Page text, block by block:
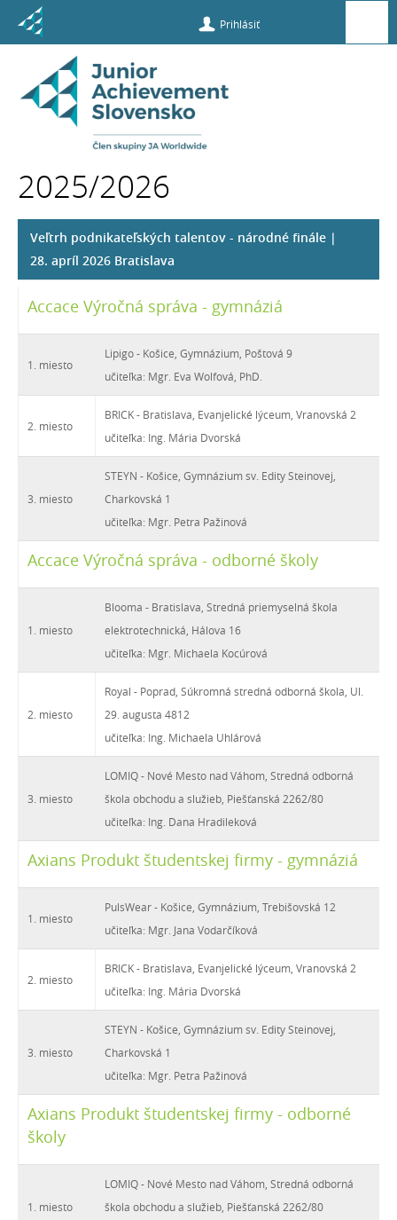
Prihlásiť
2025/2026
Veľtrh podnikateľských talentov - národné finále |
28. apríl 2026 Bratislava
Accace Výročná správa - gymnáziá
1. miesto
Lipigo - Košice, Gymnázium, Poštová 9
učiteľka: Mgr. Eva Wolfová, PhD.
2. miesto
BRICK - Bratislava, Evanjelické lýceum, Vranovská 2
učiteľka: Ing. Mária Dvorská
3. miesto
STEYN - Košice, Gymnázium sv. Edity Steinovej,
Charkovská 1
učiteľka: Mgr. Petra Pažinová
Accace Výročná správa - odborné školy
1. miesto
Blooma - Bratislava, Stredná priemyselná škola
elektrotechnická, Hálova 16
učiteľka: Mgr. Michaela Kocúrová
2. miesto
Royal - Poprad, Súkromná stredná odborná škola, Ul.
29. augusta 4812
učiteľka: Ing. Michaela Uhlárová
3. miesto
LOMIQ - Nové Mesto nad Váhom, Stredná odborná
škola obchodu a služieb, Piešťanská 2262/80
učiteľka: Ing. Dana Hradileková
Axians Produkt študentskej firmy - gymnáziá
1. miesto
PulsWear - Košice, Gymnázium, Trebišovská 12
učiteľka: Mgr. Jana Vodarčíková
2. miesto
BRICK - Bratislava, Evanjelické lýceum, Vranovská 2
učiteľka: Ing. Mária Dvorská
3. miesto
STEYN - Košice, Gymnázium sv. Edity Steinovej,
Charkovská 1
učiteľka: Mgr. Petra Pažinová
Axians Produkt študentskej firmy - odborné
školy
1. miesto
LOMIQ - Nové Mesto nad Váhom, Stredná odborná
škola obchodu a služieb, Piešťanská 2262/80